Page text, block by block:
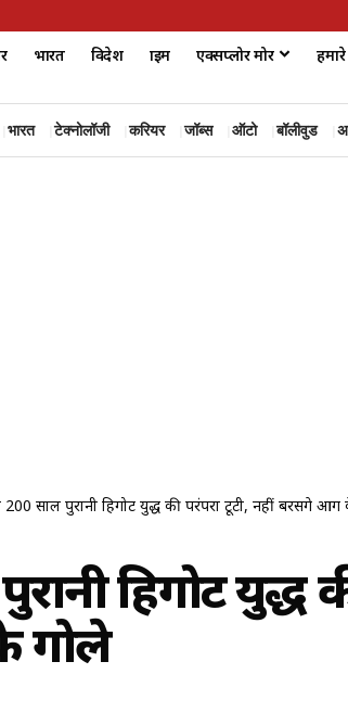
भारत विदेश क्राइम एक्सप्लोर मोर
भारत टेक्नोलॉजी करियर जॉब्स ऑटो बॉलीवुड
200 साल पुरानी हिगोट युद्ध की परंपरा टूटी, नहीं बरसेंगे
हिगोट युद्ध
गोले